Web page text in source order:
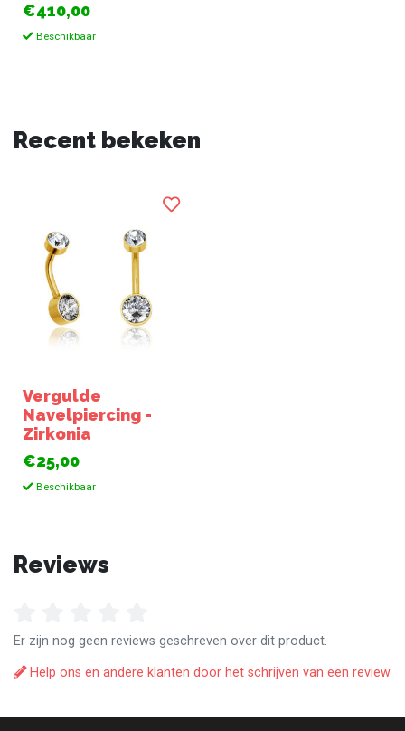
€410,00
Beschikbaar
Recent bekeken
Vergulde
Navelpiercing -
Zirkonia
€25,00
Beschikbaar
Reviews
Er zijn nog geen reviews geschreven over dit product.
Help ons en andere klanten door het schrijven van een review